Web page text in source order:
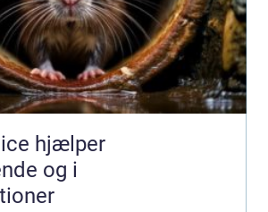
hjælper
og i